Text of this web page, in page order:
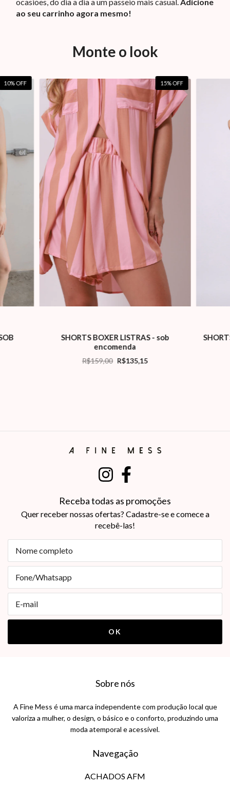
ao seu carrinho agora mesmo!
Monte o look
10% OFF 15% OFF
SHORTS BOXER LISTRAS - sob
encomenda
R$159,00 R$135,15
Receba todas as promoções
Quer receber nossas ofertas? Cadastre-se e comece a
recebê-las!
Sobre nós
A Fine Mess é uma marca independente com produção local que
valoriza a mulher, o design, o básico e o conforto, produzindo uma
moda atemporal e acessível.
Navegação
ACHADOS AFM